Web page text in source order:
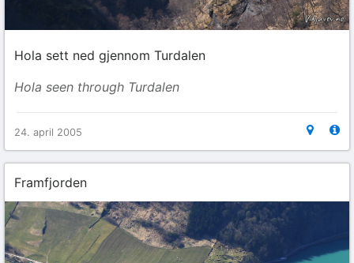
Hola sett ned gjennom Turdalen
Hola seen through Turdalen
24. april 2005
Framfjorden